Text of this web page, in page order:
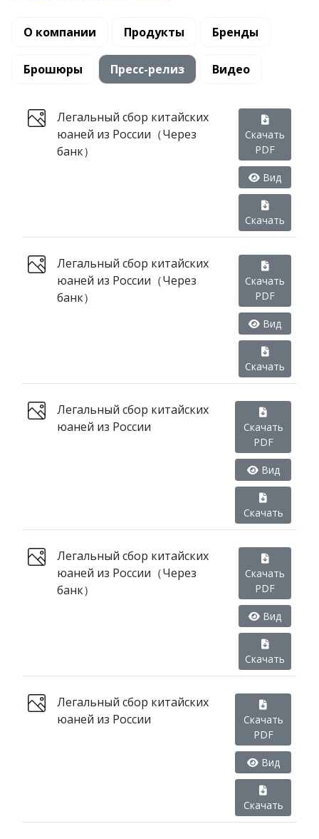
О компании Продукты Бренды
Брошюры Пресс-релиз Видео
Легальный сбор китайских
юаней из России（Через
банк）
Скачать
PDF
Вид
Скачать
Легальный сбор китайских
юаней из России（Через
банк）
Скачать
PDF
Вид
Скачать
Легальный сбор китайских
юаней из России
Скачать
PDF
Вид
Скачать
Легальный сбор китайских
юаней из России（Через
банк）
Скачать
PDF
Вид
Скачать
Легальный сбор китайских
юаней из России
Скачать
PDF
Вид
Скачать